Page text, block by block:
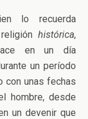
lo recuerda
histórica,
en un día
un período
con unas fechas
hombre, desde
un devenir que